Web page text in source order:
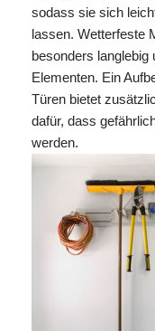
sodass sie sich
lassen. Wetterfeste
besonders
Elementen. Ein
Türen bietet
dafür, dass
werden.